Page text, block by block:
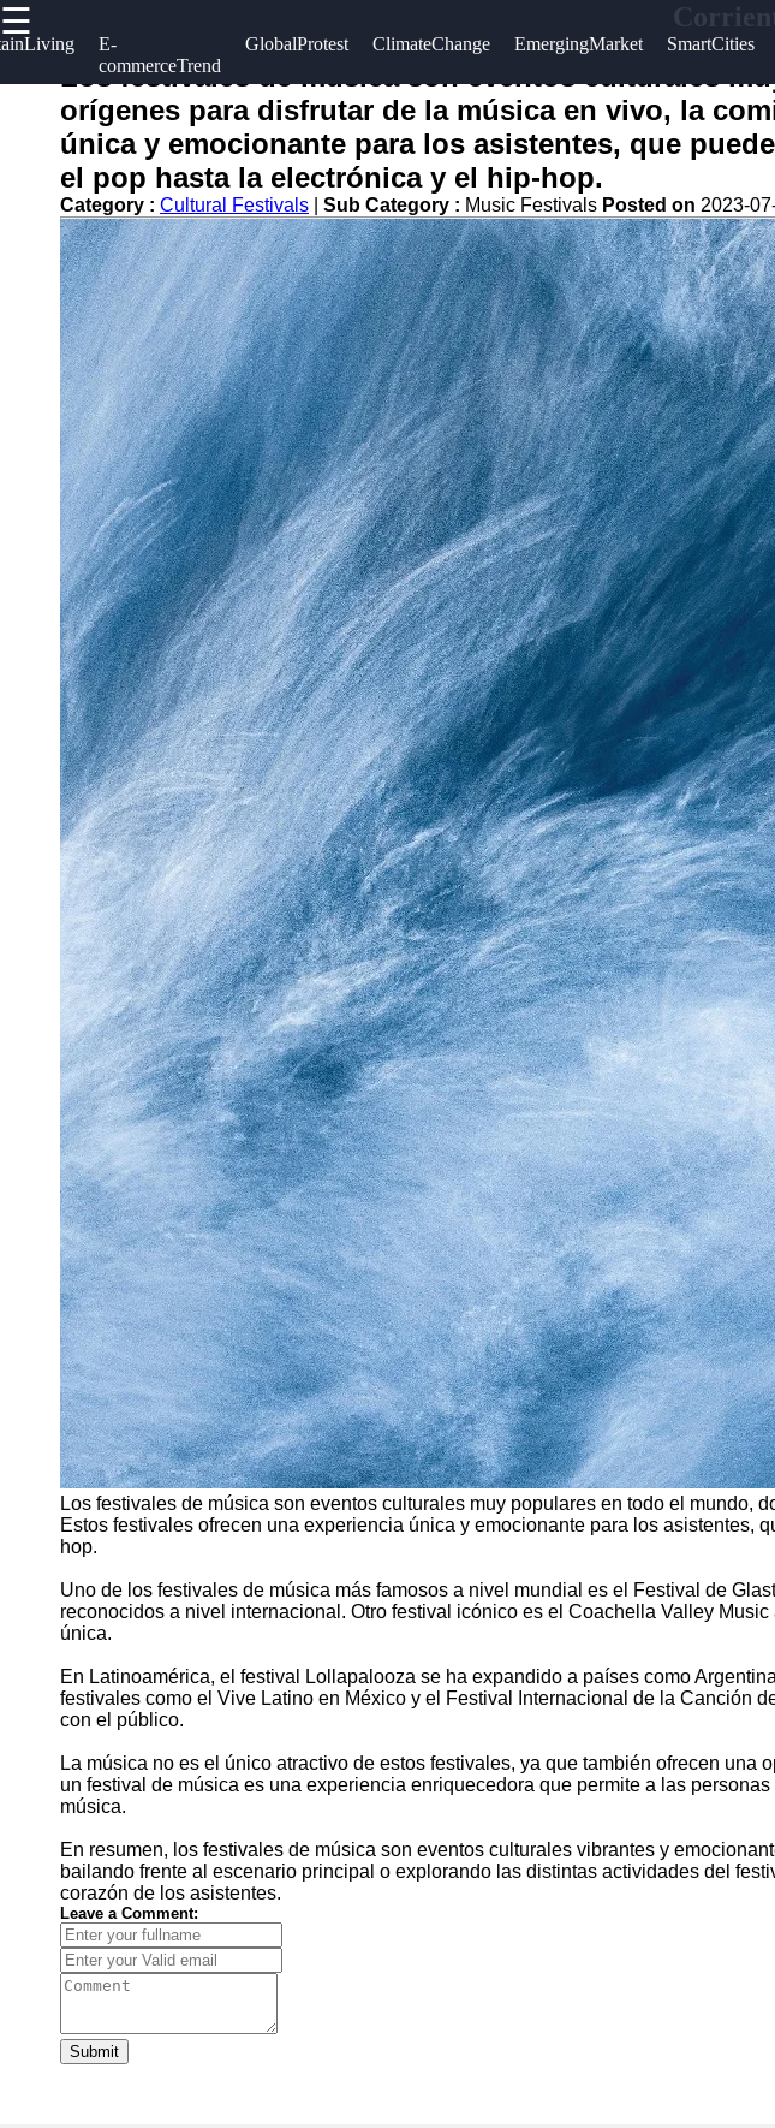
☰
E-
commerceTrend
GlobalProtest ClimateChange EmergingMarket SmartCities
Useful
Home
corriente
Socials
Facebook
Instagram
Twitter
Telegram
Help &
Contact
About
Us
Write
for Us
Los festivales de música son eventos culturales
orígenes para disfrutar de la música en vivo, la
única y emocionante para los asistentes, que
el pop hasta la electrónica y el hip-hop.
Category : Cultural Festivals Sub Category : Music Festivals Posted on 2023-
Los festivales de música son eventos culturales muy populares en todo el
Estos festivales ofrecen una experiencia única y emocionante para los
hop.
Uno de los festivales de música más famosos a nivel mundial es el Festival de
reconocidos a nivel internacional. Otro festival icónico es el Coachella Valley
única.
En Latinoamérica, el festival Lollapalooza se ha expandido a países como
festivales como el Vive Latino en México y el Festival Internacional de la Canción
con el público.
La música no es el único atractivo de estos festivales, ya que también ofrecen
un festival de música es una experiencia enriquecedora que permite a las
música.
En resumen, los festivales de música son eventos culturales vibrantes y
bailando frente al escenario principal o explorando las distintas actividades del
corazón de los asistentes.
Leave a Comment:
Submit